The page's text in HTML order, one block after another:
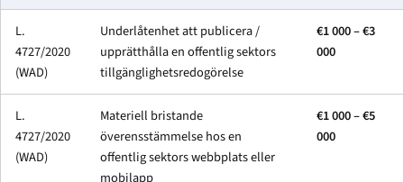
L.
4727/2020
(WAD)
Underlåtenhet att publicera /
upprätthålla en offentlig sektors
tillgänglighetsredogörelse
€1 000 – €3
000
L.
4727/2020
(WAD)
Materiell bristande
överensstämmelse hos en
offentlig sektors webbplats eller
mobilapp
€1 000 – €5
000